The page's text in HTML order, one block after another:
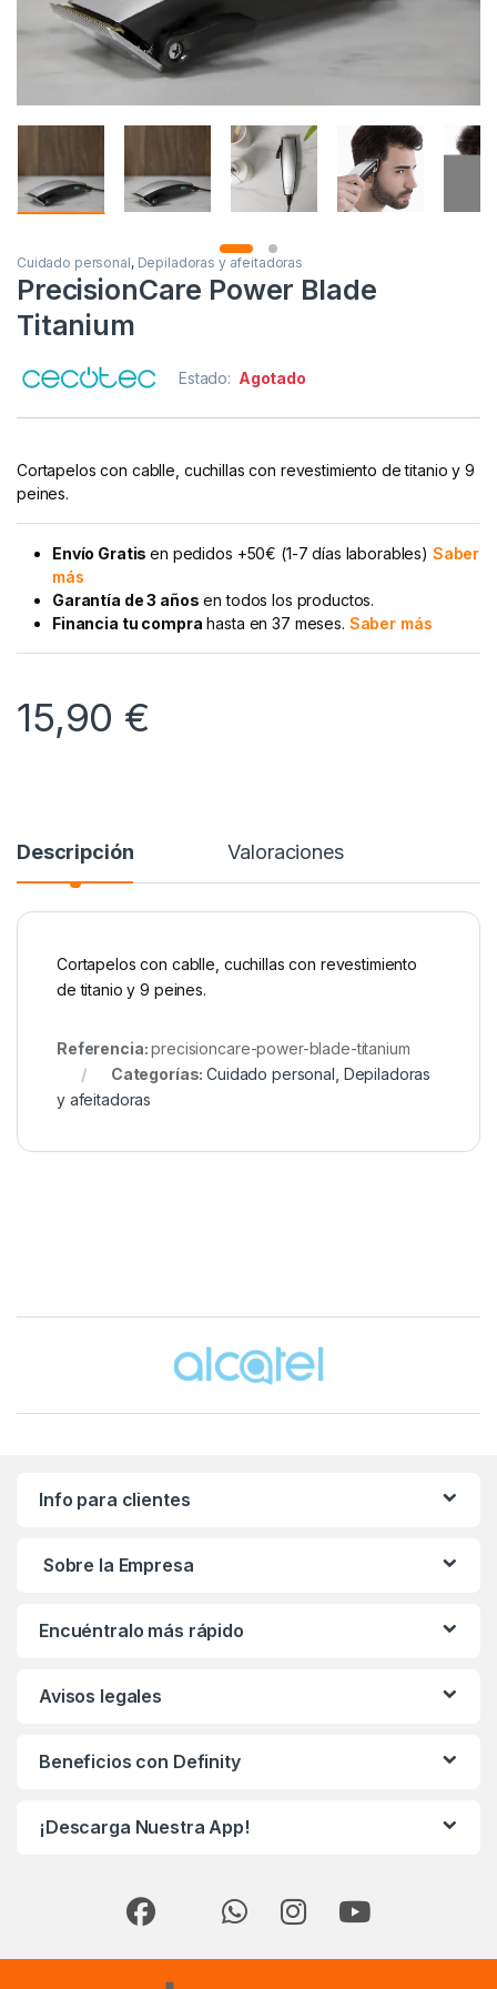
Cuidado personal, Depiladoras y afeitadoras
PrecisionCare Power Blade
Titanium
Estado: Agotado
Cortapelos con cablle, cuchillas con revestimiento de titanio y 9
peines.
Envío Gratisen pedidos +50€ (1-7 días laborables) Saber
más
Garantía de 3 años en todos los productos.
Financia tu compra hasta en 37 meses. Saber más
15,90 €
Descripción Valoraciones
Cortapelos con cablle, cuchillas con revestimiento
de titanio y 9 peines.
Referencia:precisioncare-power-blade-titanium
Categorías:Cuidado personal Depiladoras
y afeitadoras
Info para clientes
Sobre la Empresa
Encuéntralo más rápido
Avisos legales
Beneficios con Definity
¡Descarga Nuestra App!